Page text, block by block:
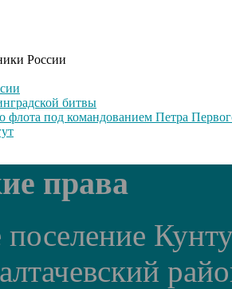
России
битвы
флота под командованием Петра
права
поселение